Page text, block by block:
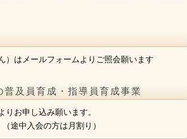
）はメールフォームよりご照会願います
及員育成・指導員育成事業
りお申し込み願います。
中入会の方は月割り）